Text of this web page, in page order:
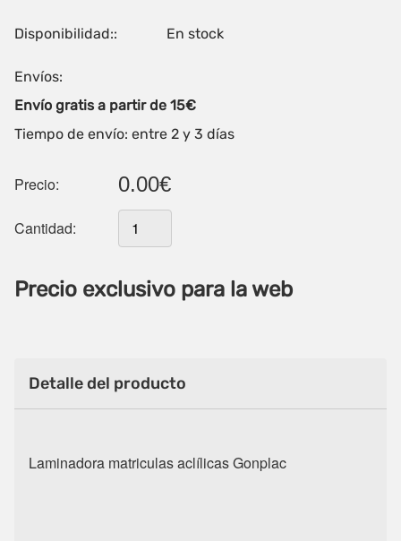
Disponibilidad:: En stock
Envíos:
Envío gratis a partir de 15€
Tiempo de envío: entre 2 y 3 días
Precio: 0.00€
Cantidad:
Precio exclusivo para la web
Detalle del producto
Laminadora matriculas aclílicas Gonplac